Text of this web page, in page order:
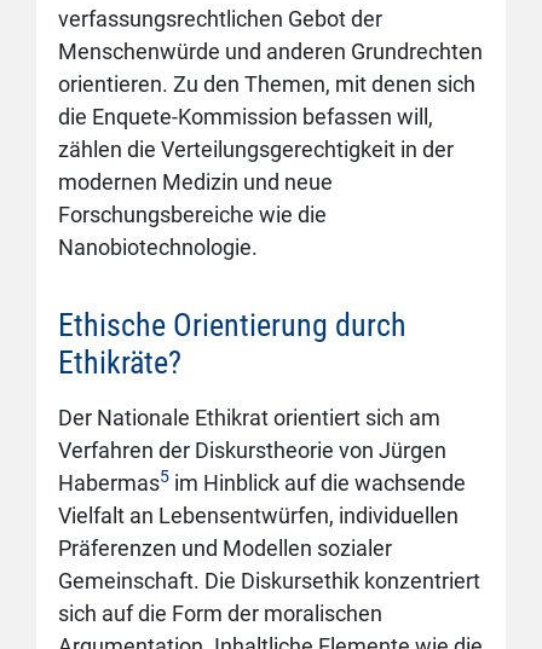
verfassungsrechtlichen Gebot der
Menschenwürde und anderen Grundrechten
orientieren. Zu den Themen, mit denen sich
die Enquete-Kommission befassen will,
zählen die Verteilungsgerechtigkeit in der
modernen Medizin und neue
Forschungsbereiche wie die
Nanobiotechnologie.
Ethische Orientierung durch
Ethikräte?
Der Nationale Ethikrat orientiert sich am
Verfahren der Diskurstheorie von Jürgen
Habermas5 im Hinblick auf die wachsende
Vielfalt an Lebensentwürfen, individuellen
Präferenzen und Modellen sozialer
Gemeinschaft. Die Diskursethik konzentriert
sich auf die Form der moralischen